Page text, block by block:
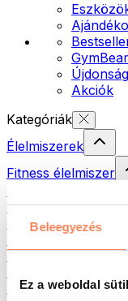
Beleegyezés
Ez a weboldal
Akciók
Kategóriák
Élelmiszerek
Fitness élelmiszer
Krémek és paszták
Magvak
Készételek
Kenyér és pékáru